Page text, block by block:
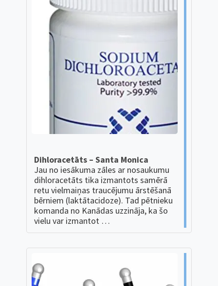
Dihloracetāts – Santa Monica
Jau no iesākuma zāles ar nosaukumu
dihloracetāts tika izmantots samērā
retu vielmaiņas traucējumu ārstēšanā
bērniem (laktātacidoze). Tad pētnieku
komanda no Kanādas uzzināja, ka šo
vielu var izmantot …